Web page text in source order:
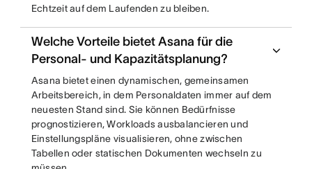
Echtzeit auf dem Laufenden zu bleiben.
Welche Vorteile bietet Asana für die
Personal- und Kapazitätsplanung?
Asana bietet einen dynamischen, gemeinsamen
Arbeitsbereich, in dem Personaldaten immer auf dem
neuesten Stand sind. Sie können Bedürfnisse
prognostizieren, Workloads ausbalancieren und
Einstellungspläne visualisieren, ohne zwischen
Tabellen oder statischen Dokumenten wechseln zu